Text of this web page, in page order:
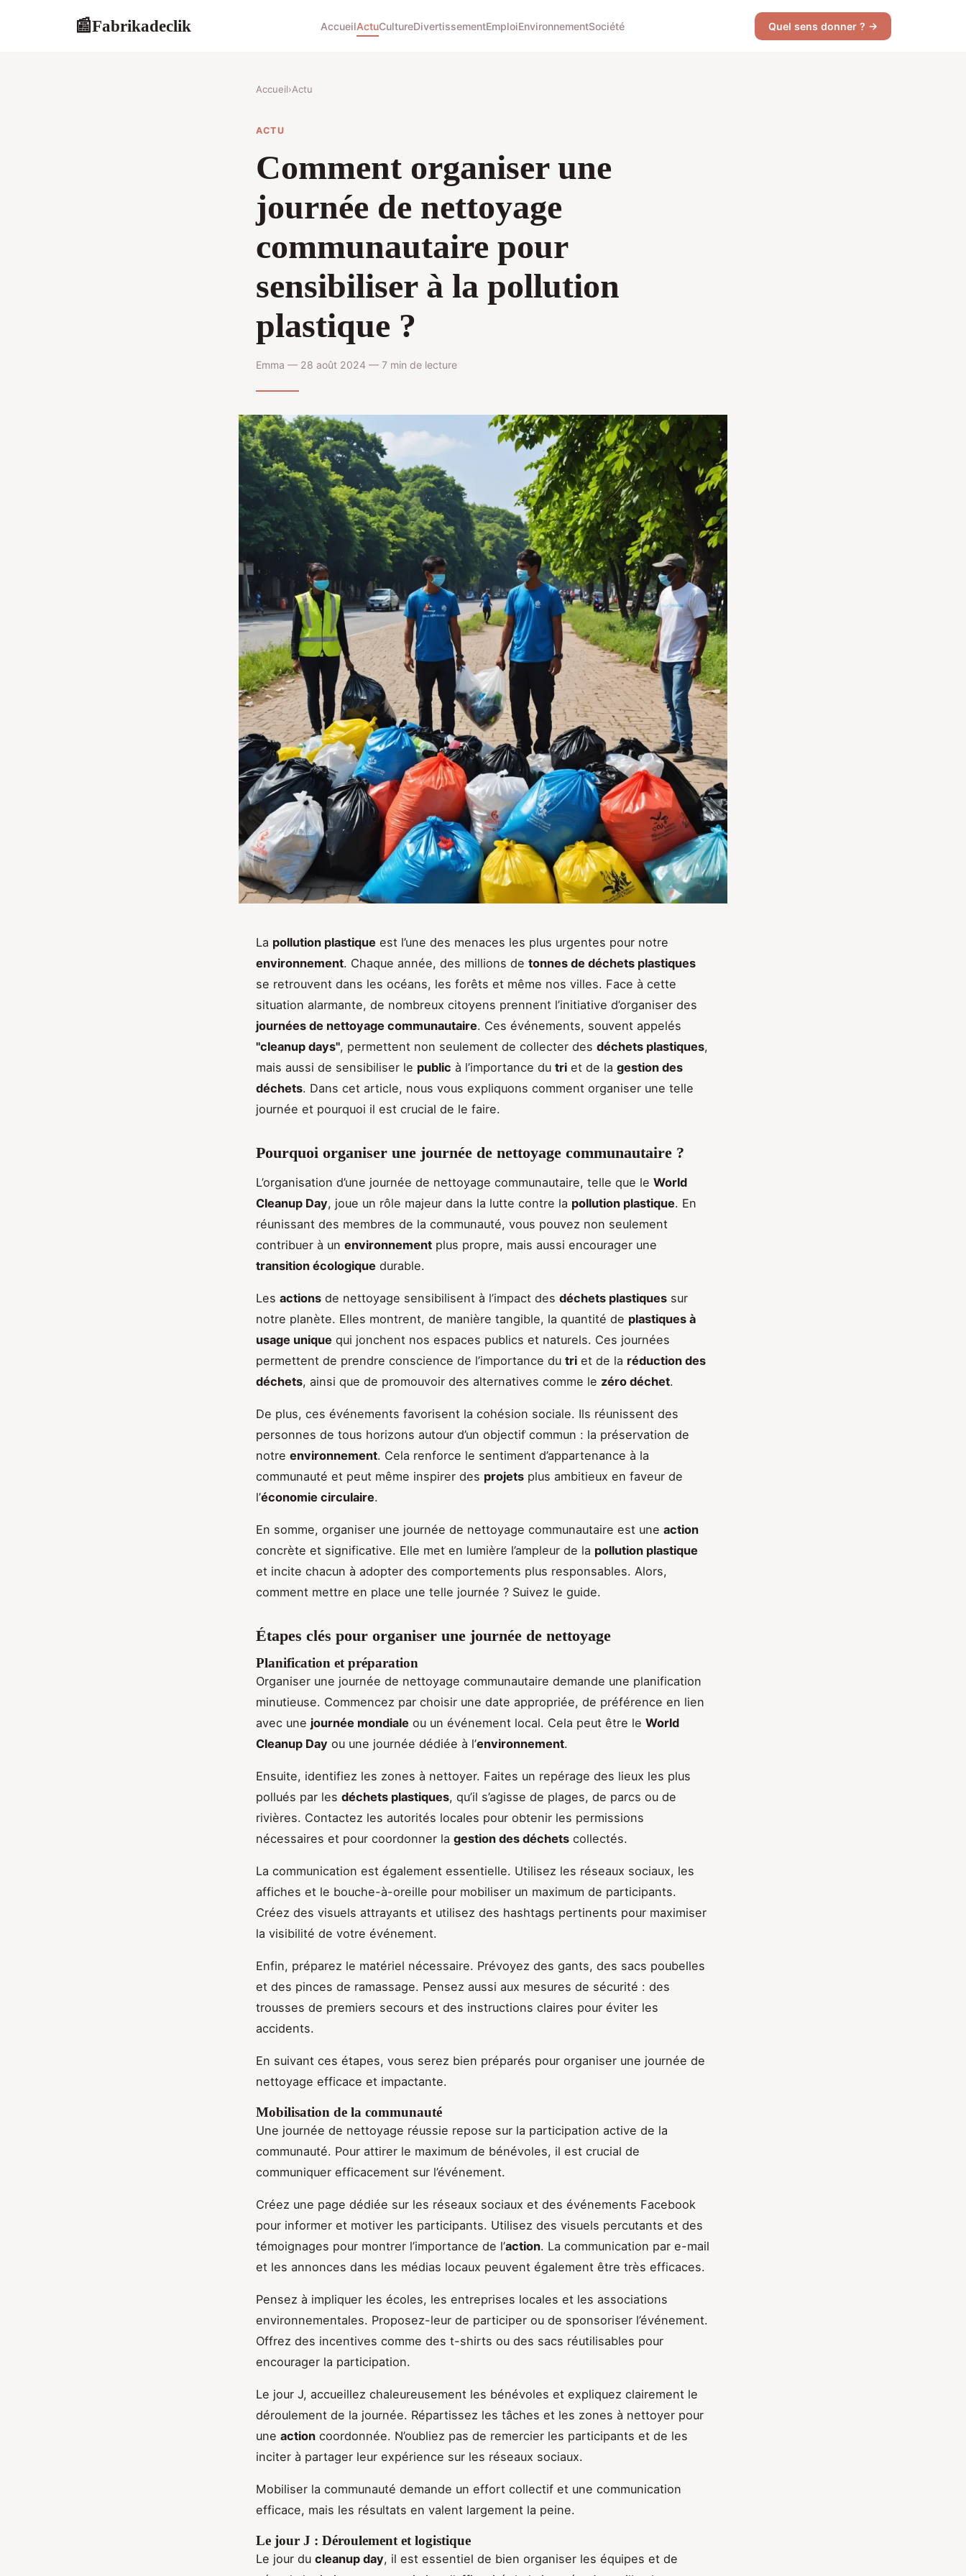
📰Fabrikadeclik AccueilActuCultureDivertissementEmploiEnvironnementSociété Quel sens donner ? →
Accueil›Actu
ACTU
Comment organiser une
journée de nettoyage
communautaire pour
sensibiliser à la pollution
plastique ?
Emma — 28 août 2024 — 7 min de lecture
La pollution plastique est l’une des menaces les plus urgentes pour notre
environnement. Chaque année, des millions de tonnes de déchets plastiques
se retrouvent dans les océans, les forêts et même nos villes. Face à cette
situation alarmante, de nombreux citoyens prennent l’initiative d’organiser des
journées de nettoyage communautaire. Ces événements, souvent appelés
"cleanup days", permettent non seulement de collecter des déchets plastiques,
mais aussi de sensibiliser le public à l’importance du tri et de la gestion des
déchets. Dans cet article, nous vous expliquons comment organiser une telle
journée et pourquoi il est crucial de le faire.
Pourquoi organiser une journée de nettoyage communautaire ?
L’organisation d’une journée de nettoyage communautaire, telle que le World
Cleanup Day, joue un rôle majeur dans la lutte contre la pollution plastique. En
réunissant des membres de la communauté, vous pouvez non seulement
contribuer à un environnement plus propre, mais aussi encourager une
transition écologique durable.
Les actions de nettoyage sensibilisent à l’impact des déchets plastiques sur
notre planète. Elles montrent, de manière tangible, la quantité de plastiques à
usage unique qui jonchent nos espaces publics et naturels. Ces journées
permettent de prendre conscience de l’importance du tri et de la réduction des
déchets, ainsi que de promouvoir des alternatives comme le zéro déchet.
De plus, ces événements favorisent la cohésion sociale. Ils réunissent des
personnes de tous horizons autour d’un objectif commun : la préservation de
notre environnement. Cela renforce le sentiment d’appartenance à la
communauté et peut même inspirer des projets plus ambitieux en faveur de
l’économie circulaire.
En somme, organiser une journée de nettoyage communautaire est une action
concrète et significative. Elle met en lumière l’ampleur de la pollution plastique
et incite chacun à adopter des comportements plus responsables. Alors,
comment mettre en place une telle journée ? Suivez le guide.
Étapes clés pour organiser une journée de nettoyage
Planification et préparation
Organiser une journée de nettoyage communautaire demande une planification
minutieuse. Commencez par choisir une date appropriée, de préférence en lien
avec une journée mondiale ou un événement local. Cela peut être le World
Cleanup Day ou une journée dédiée à l’environnement.
Ensuite, identifiez les zones à nettoyer. Faites un repérage des lieux les plus
pollués par les déchets plastiques, qu’il s’agisse de plages, de parcs ou de
rivières. Contactez les autorités locales pour obtenir les permissions
nécessaires et pour coordonner la gestion des déchets collectés.
La communication est également essentielle. Utilisez les réseaux sociaux, les
affiches et le bouche-à-oreille pour mobiliser un maximum de participants.
Créez des visuels attrayants et utilisez des hashtags pertinents pour maximiser
la visibilité de votre événement.
Enfin, préparez le matériel nécessaire. Prévoyez des gants, des sacs poubelles
et des pinces de ramassage. Pensez aussi aux mesures de sécurité : des
trousses de premiers secours et des instructions claires pour éviter les
accidents.
En suivant ces étapes, vous serez bien préparés pour organiser une journée de
nettoyage efficace et impactante.
Mobilisation de la communauté
Une journée de nettoyage réussie repose sur la participation active de la
communauté. Pour attirer le maximum de bénévoles, il est crucial de
communiquer efficacement sur l’événement.
Créez une page dédiée sur les réseaux sociaux et des événements Facebook
pour informer et motiver les participants. Utilisez des visuels percutants et des
témoignages pour montrer l’importance de l’action. La communication par e-mail
et les annonces dans les médias locaux peuvent également être très efficaces.
Pensez à impliquer les écoles, les entreprises locales et les associations
environnementales. Proposez-leur de participer ou de sponsoriser l’événement.
Offrez des incentives comme des t-shirts ou des sacs réutilisables pour
encourager la participation.
Le jour J, accueillez chaleureusement les bénévoles et expliquez clairement le
déroulement de la journée. Répartissez les tâches et les zones à nettoyer pour
une action coordonnée. N’oubliez pas de remercier les participants et de les
inciter à partager leur expérience sur les réseaux sociaux.
Mobiliser la communauté demande un effort collectif et une communication
efficace, mais les résultats en valent largement la peine.
Le jour J : Déroulement et logistique
Le jour du cleanup day, il est essentiel de bien organiser les équipes et de